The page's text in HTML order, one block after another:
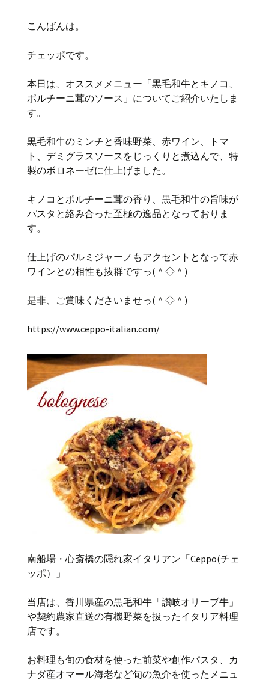
こんばんは。
チェッポです。
本日は、オススメメニュー「黒毛和牛とキノコ、
ポルチーニ茸のソース」についてご紹介いたしま
す。
黒毛和牛のミンチと香味野菜、赤ワイン、トマ
ト、デミグラスソースをじっくりと煮込んで、特
製のボロネーゼに仕上げました。
キノコとポルチーニ茸の香り、黒毛和牛の旨味が
パスタと絡み合った至極の逸品となっておりま
す。
仕上げのパルミジャーノもアクセントとなって赤
ワインとの相性も抜群ですっ(＾◇＾)
是非、ご賞味くださいませっ(＾◇＾)
https://www.ceppo-italian.com/
南船場・心斎橋の隠れ家イタリアン「Ceppo(チェ
ッポ）」
当店は、香川県産の黒毛和牛「讃岐オリーブ牛」
や契約農家直送の有機野菜を扱ったイタリア料理
店です。
お料理も旬の食材を使った前菜や創作パスタ、カ
ナダ産オマール海老など旬の魚介を使ったメニュ